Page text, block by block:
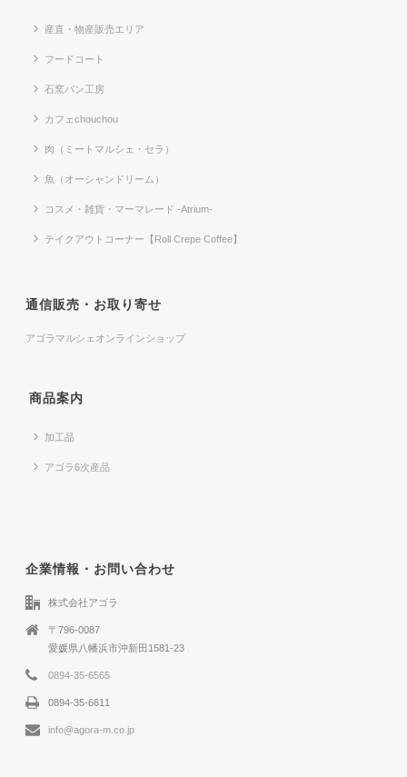
産直・物産販売エリア
フードコート
石窯パン工房
カフェchouchou
肉（ミートマルシェ・セラ）
魚（オーシャンドリーム）
コスメ・雑貨・マーマレード -Atrium-
テイクアウトコーナー【Roll Crepe Coffee】
通信販売・お取り寄せ
アゴラマルシェオンラインショップ
商品案内
加工品
アゴラ6次産品
企業情報・お問い合わせ
株式会社アゴラ
〒796-0087
愛媛県八幡浜市沖新田1581-23
0894-35-6565
0894-35-6611
info@agora-m.co.jp